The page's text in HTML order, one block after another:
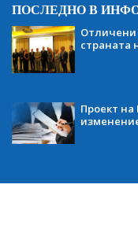
ПОСЛЕДНО В
Отличени
страната
Проект